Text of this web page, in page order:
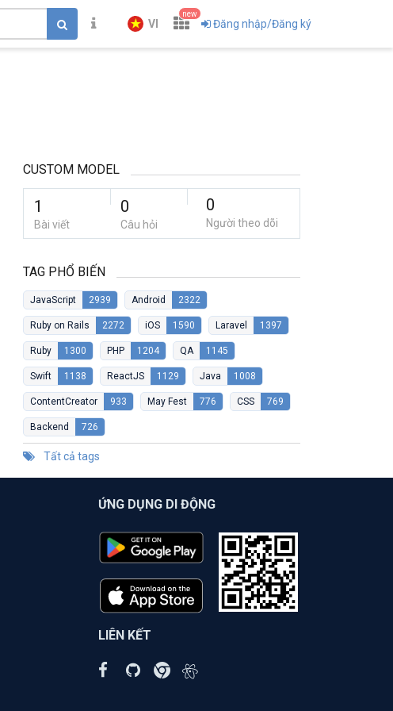
VI
new
Đăng nhập/Đăng ký
CUSTOM MODEL
1
Bài viết
0
Câu hỏi
0
Người theo dõi
TAG PHỔ BIẾN
JavaScript 2939 Android 2322
Ruby on Rails 2272 iOS 1590 Laravel 1397
Ruby 1300 PHP 1204 QA 1145
Swift 1138 ReactJS 1129 Java 1008
ContentCreator 933 May Fest 776 CSS 769
Backend 726
Tất cả tags
ỨNG DỤNG DI ĐỘNG
LIÊN KẾT